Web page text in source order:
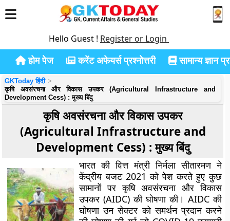
Hello Guest ! Register or Login
होम पेज करेंट अफेयर्स प्रश्नोत्तरी सामान्य ज्ञान
GKToday हिंदी
कृषि अवसंरचना और विकास उपकर (Agricultural Infrastructure and
Development Cess) : मुख्य बिंदु
कृषि अवसंरचना और विकास उपकर
(Agricultural Infrastructure and
Development Cess) : मुख्य बिंदु
भारत की वित्त मंत्री निर्मला सीतारमण ने
केंद्रीय बजट 2021 को पेश करते हुए कुछ
सामानों पर कृषि अवसंरचना और विकास
उपकर (AIDC) की घोषणा की। AIDC की
घोषणा उन सेक्टर को समर्थन प्रदान करने